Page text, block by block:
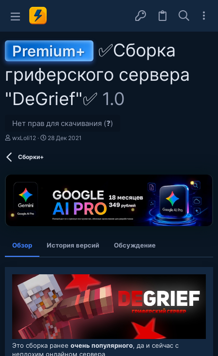
Premium+
✅Сборка
гриферского сервера
"DeGrief"✅ 1.0
Нет прав для скачивания (❓)
А
wxLoli12
Д
о
28 Дек 2021
Сборки+
Обзор История версий Обсуждение
Это сборка ранее очень популярного, да и сейчас с
неплохим онлайном сервера